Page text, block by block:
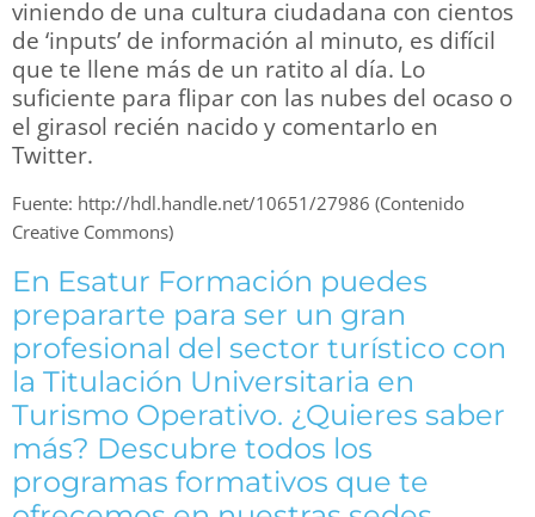
viniendo de una cultura ciudadana con cientos
de ‘inputs’ de información al minuto, es difícil
que te llene más de un ratito al día. Lo
suficiente para flipar con las nubes del ocaso o
el girasol recién nacido y comentarlo en
Twitter.
Fuente: http://hdl.handle.net/10651/27986 (Contenido
Creative Commons)
En Esatur Formación puedes
prepararte para ser un gran
profesional del sector turístico con
la Titulación Universitaria en
Turismo Operativo. ¿Quieres saber
más? Descubre todos los
programas formativos que te